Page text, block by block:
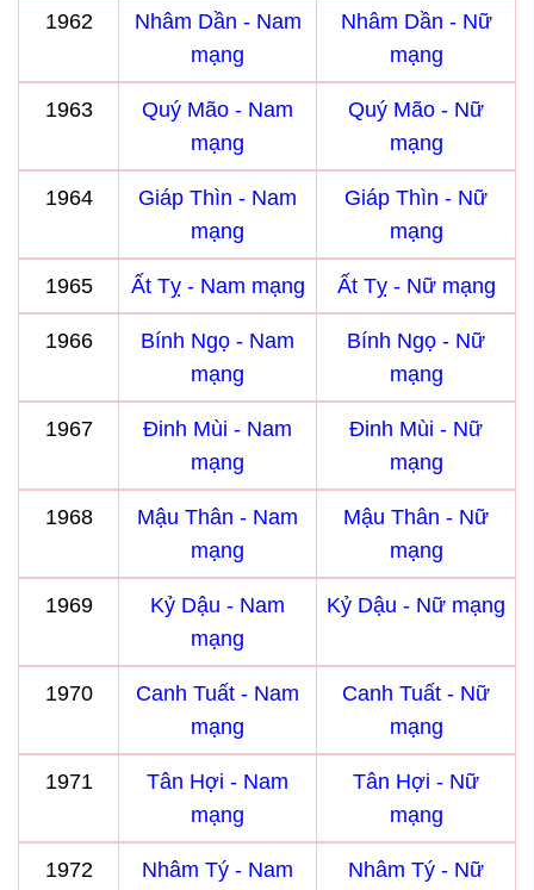
1962
Nhâm Dần - Nam
mạng
Nhâm Dần - Nữ
mạng
1963
Quý Mão - Nam
mạng
Quý Mão - Nữ
mạng
1964
Giáp Thìn - Nam
mạng
Giáp Thìn - Nữ
mạng
1965 Ất Tỵ - Nam mạng Ất Tỵ - Nữ mạng
1966
Bính Ngọ - Nam
mạng
Bính Ngọ - Nữ
mạng
1967
Đinh Mùi - Nam
mạng
Đinh Mùi - Nữ
mạng
1968
Mậu Thân - Nam
mạng
Mậu Thân - Nữ
mạng
1969
Kỷ Dậu - Nam
mạng
Kỷ Dậu - Nữ mạng
1970
Canh Tuất - Nam
mạng
Canh Tuất - Nữ
mạng
1971
Tân Hợi - Nam
mạng
Tân Hợi - Nữ
mạng
1972
Nhâm Tý - Nam
Nhâm Tý - Nữ